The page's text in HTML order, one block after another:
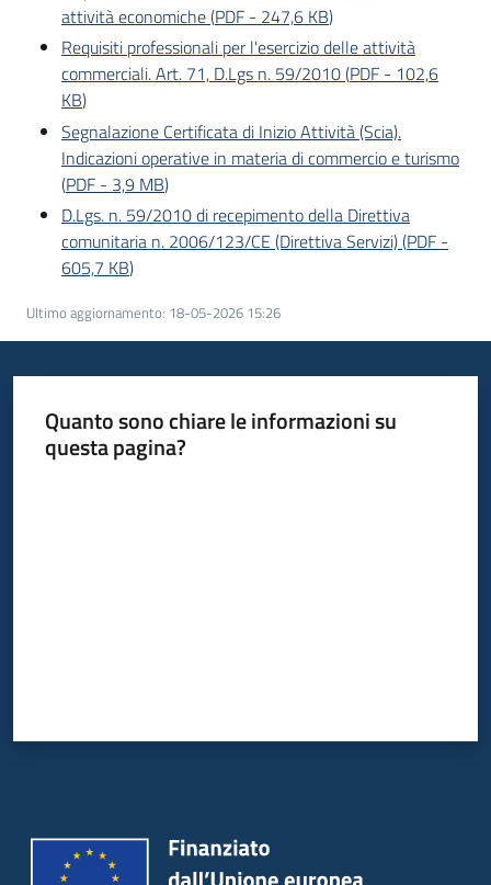
Progetti
Newsletter
Seguici
attività economiche(PDF - 247,6 KB)
Requisiti professionali per l'esercizio delle attività
commerciali. Art. 71, D.Lgs n. 59/2010(PDF - 102,6
KB)
Segnalazione Certificata di Inizio Attività (Scia).
Indicazioni operative in materia di commercio e turismo
(PDF - 3,9 MB)
D.Lgs. n. 59/2010 di recepimento della Direttiva
comunitaria n. 2006/123/CE (Direttiva Servizi)(PDF -
605,7 KB)
Ultimo aggiornamento: 18-05-2026 15:26
Quanto sono chiare le informazioni su
questa pagina?